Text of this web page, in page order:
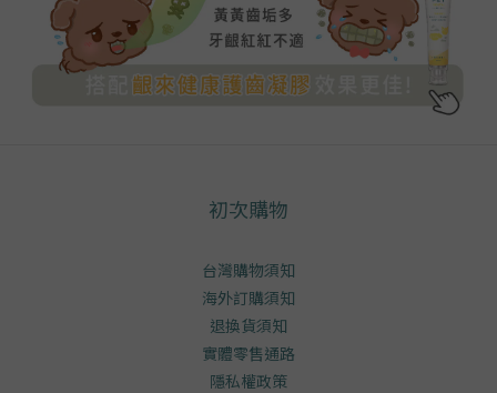
初次購物
台灣購物須知
海外訂購須知
退換貨須知
實體零售通路
隱私權政策